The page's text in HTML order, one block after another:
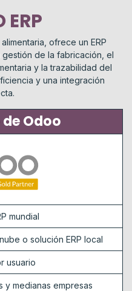
ERP
ofrece un ERP
de la fabricación, el
y la trazabilidad del
y una integración
Odoo
mundial
o solución ERP local
usuario
y medianas empresas